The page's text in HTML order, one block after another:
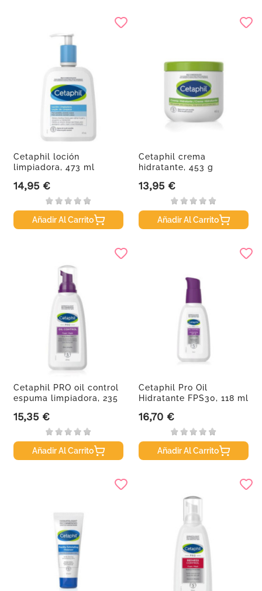
Cetaphil loción
limpiadora, 473 ml
Precio
14,95 €
Añadir Al Carrito
Cetaphil crema
hidratante, 453 g
Precio
13,95 €
Añadir Al Carrito
Cetaphil PRO oil control
espuma limpiadora, 235
Precio
15,35 €
Añadir Al Carrito
Cetaphil Pro Oil
Hidratante FPS30, 118 ml
Precio
16,70 €
Añadir Al Carrito